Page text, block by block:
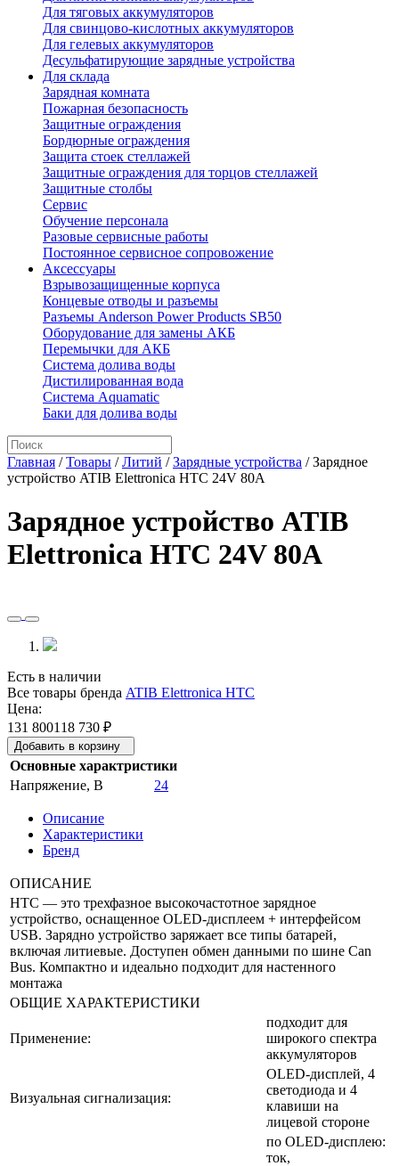
Для тяговых аккумуляторов
Для свинцово-кислотных аккумуляторов
Для гелевых аккумуляторов
Десульфатирующие зарядные устройства
Для склада
Зарядная комната
Пожарная безопасность
Защитные ограждения
Бордюрные ограждения
Защита стоек стеллажей
Защитные ограждения для торцов стеллажей
Защитные столбы
Сервис
Обучение персонала
Разовые сервисные работы
Постоянное сервисное сопровожение
Аксессуары
Взрывозащищенные корпуса
Концевые отводы и разъемы
Разъемы Anderson Power Products SB50
Оборудование для замены АКБ
Перемычки для АКБ
Система долива воды
Дистилированная вода
Система Aquamatic
Баки для долива воды
Главная /Товары /Литий /Зарядные устройства /Зарядное
устройство ATIB Elettronica HTC 24V 80A
Зарядное устройство ATIB
Elettronica HTC 24V 80A
Есть в наличии
Все товары бренда ATIB Elettronica HTC
Цена:
131 800118 730 ₽
Добавить в корзину
Основные характристики
Напряжение, В
24
Описание
Характеристики
Бренд
ОПИСАНИЕ
HTC — это трехфазное высокочастотное зарядное
устройство, оснащенное OLED-дисплеем + интерфейсом
USB. Зарядно устройство заряжает все типы батарей,
включая литиевые. Доступен обмен данными по шине Can
Bus. Компактно и идеально подходит для настенного
монтажа
ОБЩИЕ ХАРАКТЕРИСТИКИ
Применение:
подходит для
широкого спектра
аккумуляторов
Визуальная сигнализация:
OLED-дисплей, 4
светодиода и 4
клавиши на
лицевой стороне
по OLED-дисплею:
ток,